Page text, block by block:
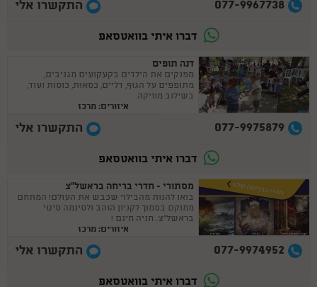
077-9967738 התקשרו אלי
דברו איתי בוואטסאפ
דנה תופים
מפנקים את הילדים בקעקועים מגניבים,
מתופפים על הגוף, דליים, כסאות, כוסות ועוד,
בשילוב מוזיקה.
איזורים: מרכז
077-9975879 התקשרו אלי
דברו איתי בוואטסאפ
מסתורי - חדרי בריחה בראשל”צ
בואו להנות מהבילוי שכבש את העולם! המתחם
ממוקם בסמוך לקניון הזהב ולסינמה סיטי
בראשל"צ. חניה חינם !
איזורים: מרכז
077-9974952 התקשרו אלי
דברו איתי בוואטסאפ